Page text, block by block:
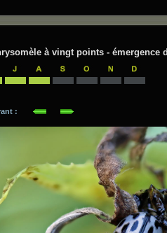
à vingt points - émergence
: